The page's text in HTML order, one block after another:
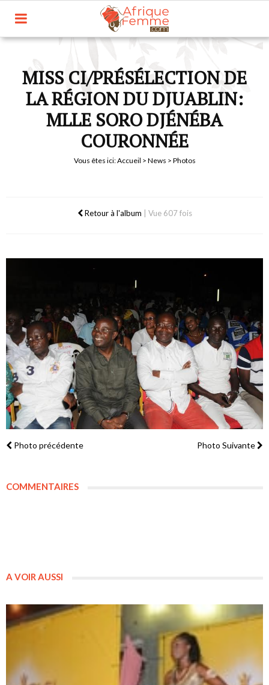
MISS CI/PRÉSÉLECTION DE
LA RÉGION DU DJUABLIN:
MLLE SORO DJÉNÉBA
COURONNÉE
Vous êtes ici:Accueil > News > Photos
Retour à l'album Vue 607 fois
Photo précédente Photo Suivante
COMMENTAIRES
A VOIR AUSSI